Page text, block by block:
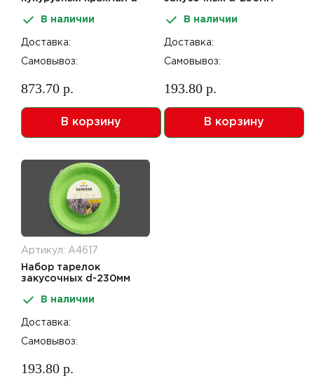
В наличии
Доставка:
Самовывоз:
873.70 р.
В корзину
крахмал белая
В наличии
Доставка:
Самовывоз:
193.80 р.
В корзину
Артикул: А4617
Набор тарелок
закусочных d-230мм
крахмал зеленая
В наличии
Доставка:
Самовывоз:
193.80 р.